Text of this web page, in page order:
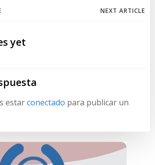
Navegación
NEXT ARTICLE
yet
estarconectado para publicar un